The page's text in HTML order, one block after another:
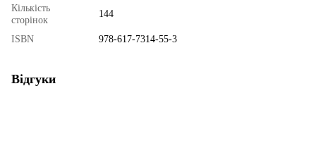
Кількість
сторінок
144
ISBN 978-617-7314-55-3
Відгуки